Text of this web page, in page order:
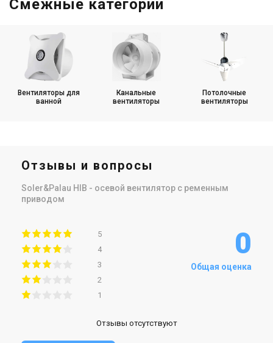
Смежные категории
Вентиляторы для
ванной
Канальные
вентиляторы
Потолочные
вентиляторы
Отзывы и вопросы
Soler&Palau HIB - осевой вентилятор с ременным
приводом
5
4
3
2
1
0
Общая оценка
Отзывы отсутствуют